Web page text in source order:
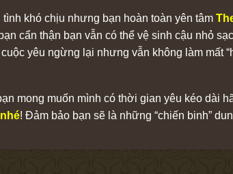
khó chịu nhưng bạn hoàn toàn yên tâm
cẩn thận bạn vẫn có thể vệ sinh cậu nhỏ
yêu ngừng lại nhưng vẫn không làm mất
mong muốn mình có thời gian yêu kéo dài
! Đảm bảo bạn sẽ là những “chiến binh”